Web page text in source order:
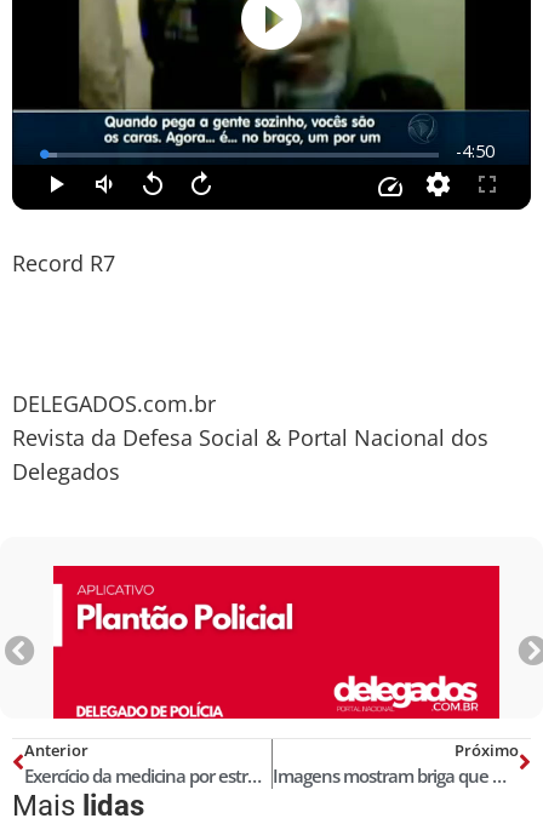
Record R7
DELEGADOS.com.br
Revista da Defesa Social & Portal Nacional dos
Delegados
Anterior
Exercício da medicina por estrangeiro sem inscrição no Conselho Regional e seu efeito penal
Próximo
Imagens mostram briga que matou estudante na saída de escola em MS
Mais lidas